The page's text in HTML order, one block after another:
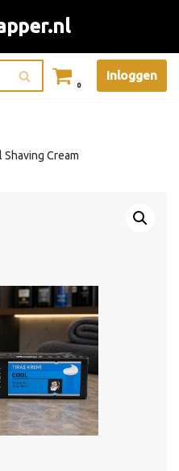
0
Inloggen
Shaving Cream